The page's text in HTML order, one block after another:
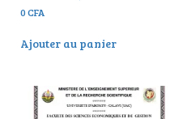
0CFA
Ajouter au panier